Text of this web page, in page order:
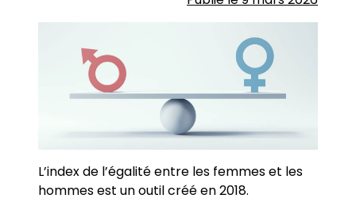
L’index de l’égalité entre les femmes et les
hommes est un outil créé en 2018.